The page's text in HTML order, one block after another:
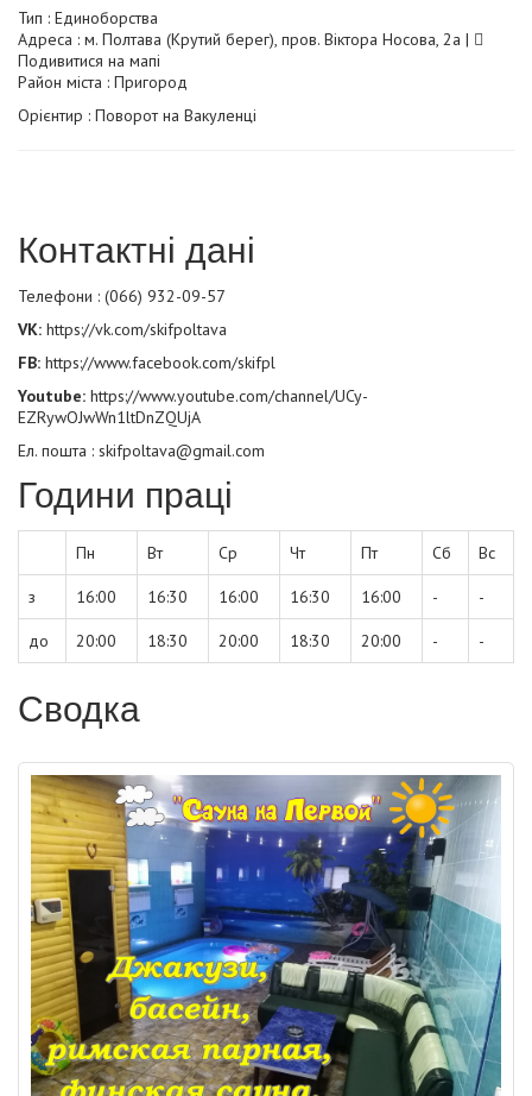
Тип : Единоборства
Адреса : м. Полтава (Крутий берег), пров. Віктора Носова, 2а |
Подивитися на мапі
Район міста : Пригород
Орієнтир : Поворот на Вакуленці
Контактні дані
Телефони : (066) 932-09-57
VK: https://vk.com/skifpoltava
FB: https://www.facebook.com/skifpl
Youtube: https://www.youtube.com/channel/UCy-
EZRywOJwWn1ltDnZQUjA
Ел. пошта : skifpoltava@gmail.com
Години праці
Пн Вт Ср Чт Пт Сб Вс
з 16:00 16:30 16:00 16:30 16:00 - -
до 20:00 18:30 20:00 18:30 20:00 - -
Сводка